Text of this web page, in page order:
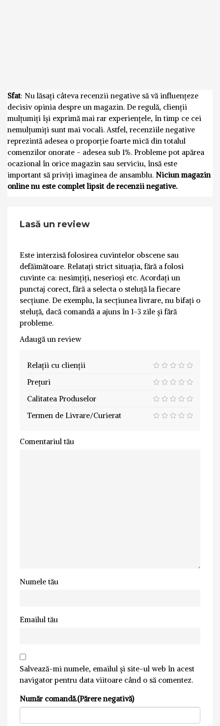
Sfat: Nu lăsați câteva recenzii negative să vă influențeze
decisiv opinia despre un magazin. De regulă, clienții
mulțumiți își exprimă mai rar experiențele, în timp ce cei
nemulțumiți sunt mai vocali. Astfel, recenziile negative
reprezintă adesea o proporție foarte mică din totalul
comenzilor onorate - adesea sub 1%. Probleme pot apărea
ocazional în orice magazin sau serviciu, însă este
important să priviți imaginea de ansamblu. Niciun magazin
online nu este complet lipsit de recenzii negative.
Lasă un review
Este interzisă folosirea cuvintelor obscene sau
defăimătoare. Relatați strict situația, fără a folosi
cuvinte ca: nesimțiți, neserioși etc. Acordați un
punctaj corect, fără a selecta o steluță la fiecare
secțiune. De exemplu, la secțiunea livrare, nu bifați o
steluță, dacă comandă a ajuns în 1-3 zile și fără
probleme.
Adaugă un review
Relații cu clienții
Prețuri
Calitatea Produselor
Termen de Livrare/Curierat
Comentariul tău
Numele tău
Emailul tău
Salvează-mi numele, emailul și site-ul web în acest
navigator pentru data viitoare când o să comentez.
Număr comandă.(Părere negativă)